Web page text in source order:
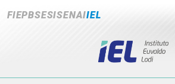
FIEPBSESISENAIIEL